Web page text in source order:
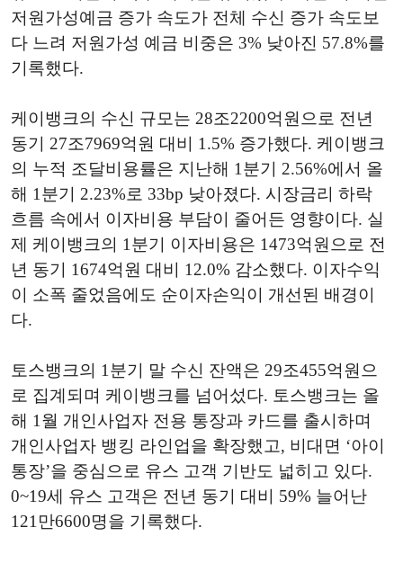
저원가성예금 증가 속도가 전체 수신 증가 속도보
다 느려 저원가성 예금 비중은 3% 낮아진 57.8%를
기록했다.
케이뱅크의 수신 규모는 28조2200억원으로 전년
동기 27조7969억원 대비 1.5% 증가했다. 케이뱅크
의 누적 조달비용률은 지난해 1분기 2.56%에서 올
해 1분기 2.23%로 33bp 낮아졌다. 시장금리 하락
흐름 속에서 이자비용 부담이 줄어든 영향이다. 실
제 케이뱅크의 1분기 이자비용은 1473억원으로 전
년 동기 1674억원 대비 12.0% 감소했다. 이자수익
이 소폭 줄었음에도 순이자손익이 개선된 배경이
다.
토스뱅크의 1분기 말 수신 잔액은 29조455억원으
로 집계되며 케이뱅크를 넘어섰다. 토스뱅크는 올
해 1월 개인사업자 전용 통장과 카드를 출시하며
개인사업자 뱅킹 라인업을 확장했고, 비대면 ‘아이
통장’을 중심으로 유스 고객 기반도 넓히고 있다.
0~19세 유스 고객은 전년 동기 대비 59% 늘어난
121만6600명을 기록했다.